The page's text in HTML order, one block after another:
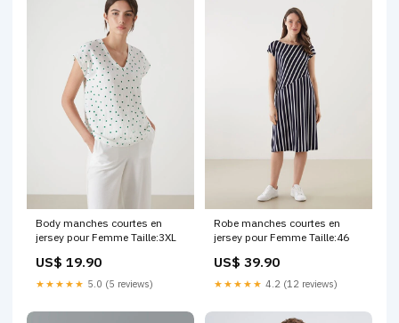
Body manches courtes en
jersey pour Femme Taille:3XL
US$ 19.90
★★★★★ 5.0 (5 reviews)
Robe manches courtes en
jersey pour Femme Taille:46
US$ 39.90
★★★★★ 4.2 (12 reviews)